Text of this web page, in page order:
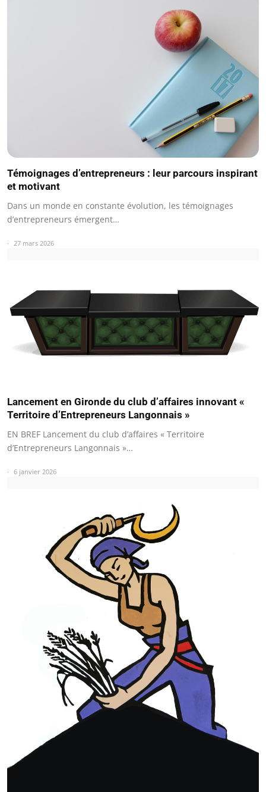
Témoignages d’entrepreneurs : leur parcours inspirant
et motivant
Dans un monde en constante évolution, les témoignages
d’entrepreneurs émergent…
27 mars 2026
Lancement en Gironde du club d’affaires innovant «
Territoire d’Entrepreneurs Langonnais »
EN BREF Lancement du club d’affaires « Territoire
d’Entrepreneurs Langonnais »…
6 janvier 2026